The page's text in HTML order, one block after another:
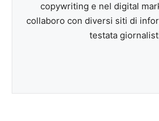
copywriting e nel digital
collaboro con diversi siti di
testata